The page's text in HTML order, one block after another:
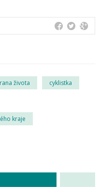
života cyklistka
kraje